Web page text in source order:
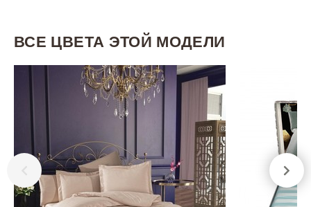
ВСЕ ЦВЕТА ЭТОЙ МОДЕЛИ